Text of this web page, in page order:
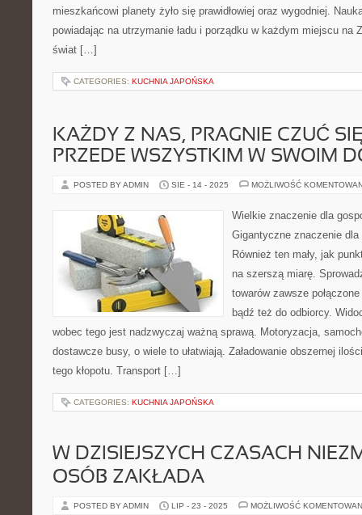
mieszkańcowi planety żyło się prawidłowiej oraz wygodniej.
powiadając na utrzymanie ładu i porządku w każdym miejscu na
świat […]
CATEGORIES: KUCHNIA JAPOŃSKA
KAŻDY Z NAS, PRAGNIE CZUĆ
PRZEDE WSZYSTKIM W SWOIM
POSTED BY ADMIN SIE - 14 - 2025 MOŻLIWOŚĆ
Wielkie znaczenie dla
Gigantyczne znaczenie
Również ten mały, jak
na szerszą miarę.
towarów zawsze
bądź też do odbiorcy.
wobec tego jest nadzwyczaj ważną sprawą. Motoryzacja,
dostawcze busy, o wiele to ułatwiają. Załadowanie obszernej
tego kłopotu. Transport […]
CATEGORIES: KUCHNIA JAPOŃSKA
W DZISIEJSZYCH CZASACH
OSÓB ZAKŁADA
POSTED BY ADMIN LIP - 23 - 2025 MOŻLIWOŚĆ